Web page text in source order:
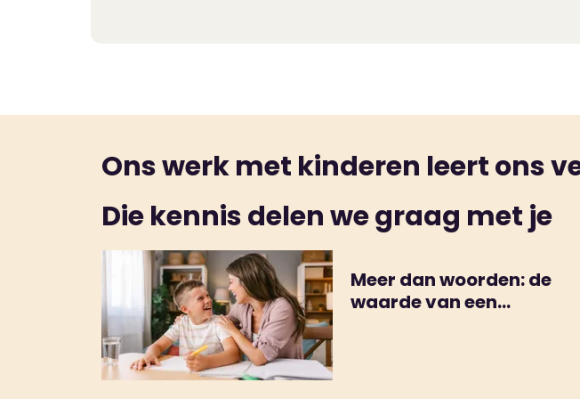
Ons werk met kinderen leert ons
Die kennis delen we graag met je
Meer dan woorden: de
waarde van een